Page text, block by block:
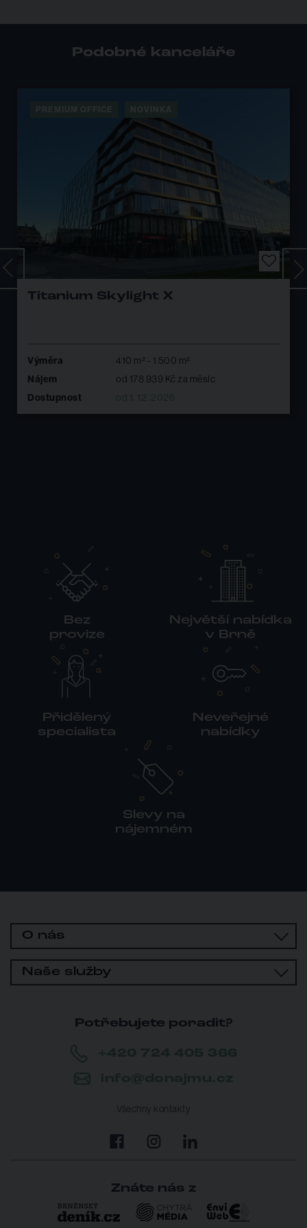
Podobné kanceláře
Skylight X
410 m² - 1 500 m²
od 178 939 Kč za měsíc
od 1. 12. 2026
Bez
provize
Největší nabídka
v Brně
Přidělený
specialista
Neveřejné
nabídky
Slevy na
nájemném
O nás
Naše služby
Potřebujete poradit?
Všechny kontakty
Znáte nás z